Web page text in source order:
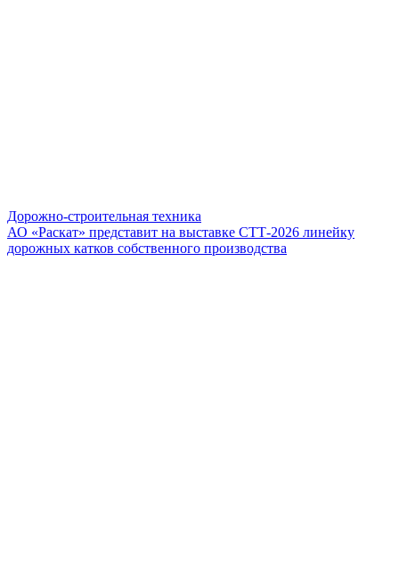
Дорожно-строительная техника
АО «Раскат» представит на выставке СТТ-2026 линейку
дорожных катков собственного производства